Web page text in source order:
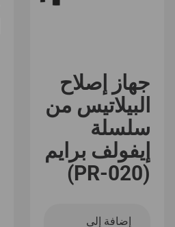
جهاز إصلاح
البيلاتيس من
سلسلة
إيفولف برايم
(PR-020)
إضافة إلى